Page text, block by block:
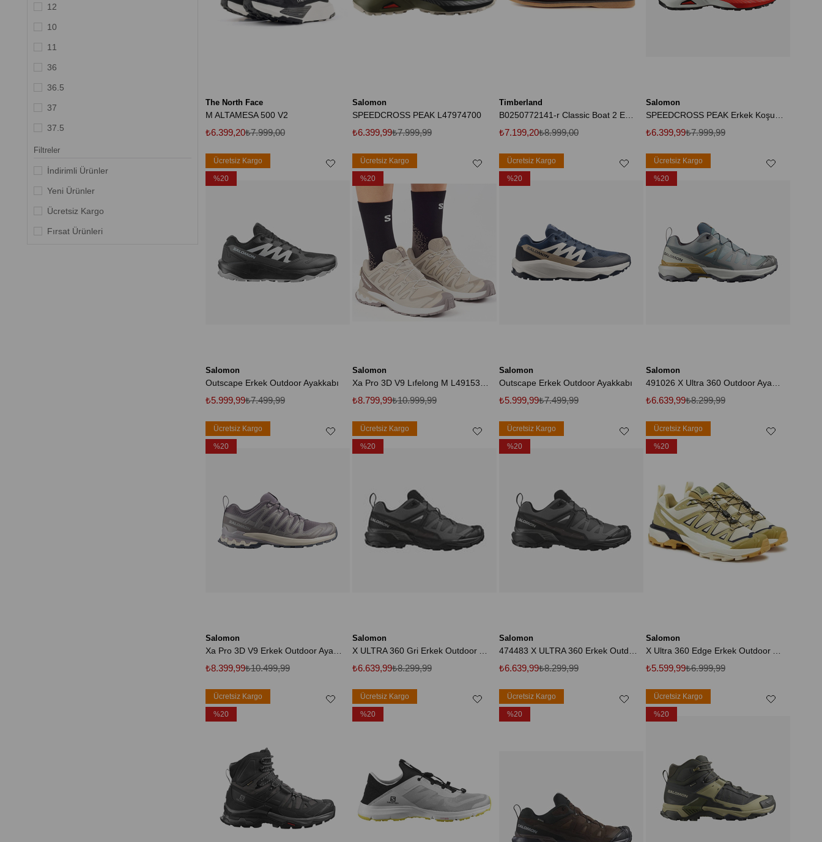
Tangerıne
Black
Trıple Black
12
10
11
36
36.5
37
37.5
38
38.5
39
39.5
4.5
Filtreler
İndirimli Ürünler
Yeni Ürünler
Ücretsiz Kargo
Fırsat Ürünleri
The North Face
M ALTAMESA 500 V2
₺6.399,20₺7.999,00
Salomon
SPEEDCROSS PEAK L47974700
₺6.399,99₺7.999,99
Timberland
B0250772141-r Classic Boat 2 Eye Erkek Spor Ayakkabı Kahve
₺7.199,20₺8.999,00
Salomon
₺6.399,99₺7.999,99
Salomon
Outscape Erkek Outdoor Ayakkabı
₺5.999,99₺7.499,99
Ücretsiz Kargo
%20
Salomon
₺8.799,99₺10.999,99
Ücretsiz Kargo
%20
Salomon
Outscape Erkek Outdoor Ayakkabı
₺5.999,99₺7.499,99
Ücretsiz Kargo
%20
Salomon
₺6.639,99₺8.299,99
Ücretsiz Kargo
%20
Salomon
₺8.399,99₺10.499,99
Ücretsiz Kargo
%20
Salomon
₺6.639,99₺8.299,99
Ücretsiz Kargo
%20
Salomon
₺6.639,99₺8.299,99
Ücretsiz Kargo
%20
Salomon
₺5.599,99₺6.999,99
Ücretsiz Kargo
%20
Ücretsiz Kargo
%20
Ücretsiz Kargo
%20
Ücretsiz Kargo
%20
Ücretsiz Kargo
%20